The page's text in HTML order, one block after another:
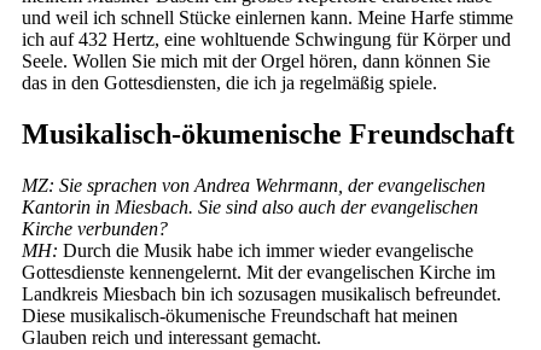
und weil ich schnell Stücke einlernen kann. Meine Harfe stimme
ich auf 432 Hertz, eine wohltuende Schwingung für Körper und
Seele. Wollen Sie mich mit der Orgel hören, dann können Sie
das in den Gottesdiensten, die ich ja regelmäßig spiele.
Musikalisch-ökumenische Freundschaft
MZ: Sie sprachen von Andrea Wehrmann, der evangelischen
Kantorin in Miesbach. Sie sind also auch der evangelischen
Kirche verbunden?
MH: Durch die Musik habe ich immer wieder evangelische
Gottesdienste kennengelernt. Mit der evangelischen Kirche im
Landkreis Miesbach bin ich sozusagen musikalisch befreundet.
Diese musikalisch-ökumenische Freundschaft hat meinen
Glauben reich und interessant gemacht.